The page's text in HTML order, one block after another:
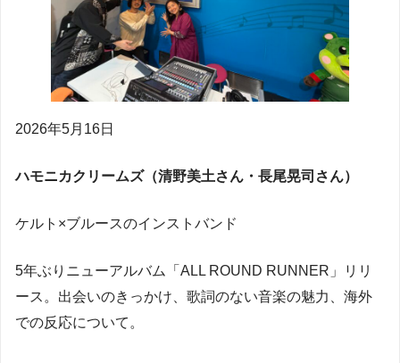
2026年5月16日
ハモニカクリームズ（清野美土さん・長尾晃司さん）
ケルト×ブルースのインストバンド
5年ぶりニューアルバム「ALL ROUND RUNNER」リリ
ース。出会いのきっかけ、歌詞のない音楽の魅力、海外
での反応について。